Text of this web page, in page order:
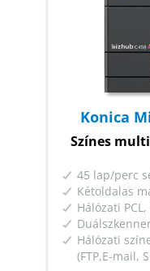
Konica
Színes
45 lap/perc
Kétoldalas
Hálózati
Hálózati
(FTP,E-mail,